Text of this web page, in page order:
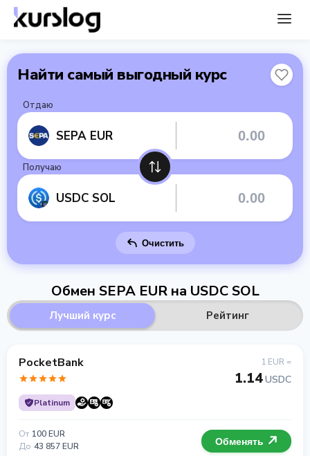
Найти самый выгодный курс
Отдаю
SEPA EUR
Получаю
USDC SOL
Очистить
Обмен SEPA EUR на USDC SOL
Лучший курс Рейтинг
PocketBank
Platinum
1 EUR =
1.14USDC
От 100 EUR
До 43 857 EUR Обменять